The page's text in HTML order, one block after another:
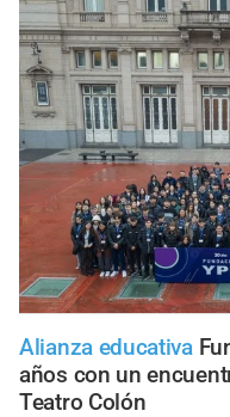
Alianza educativa
años con un
Teatro Colón